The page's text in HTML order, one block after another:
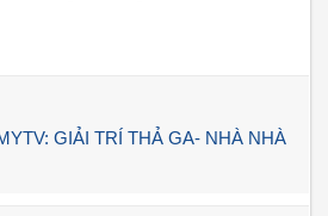
GIẢI TRÍ THẢ GA- NHÀ NHÀ